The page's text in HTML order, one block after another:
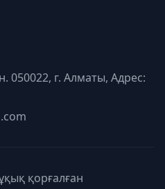
050022, г. Алматы, Адрес:
қорғалған